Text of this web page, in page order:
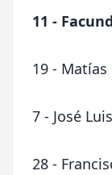
11 -
19 - Matías
7 - José
28 -